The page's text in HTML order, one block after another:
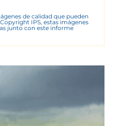
de calidad que pueden
IPS, estas imágenes
junto con este informe